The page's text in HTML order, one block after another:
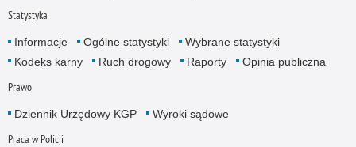
Statystyka
Informacje Ogólne statystyki
Wybrane statystyki
Kodeks karny
Ruch drogowy Raporty Opinia publiczna
Prawo
Dziennik Urzędowy KGP Wyroki sądowe
Praca w Policji